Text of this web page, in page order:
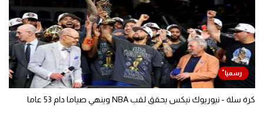
كرة سلة - نيوريوك نيكس يحقق لقب NBA وينهي صياما دام 53 عاما